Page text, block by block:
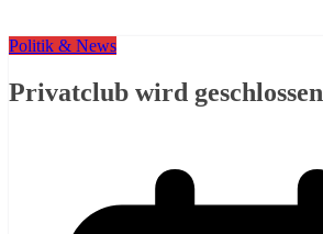
Politik & News
Privatclub wird geschlossen